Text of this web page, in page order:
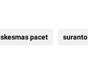
pacet suranto